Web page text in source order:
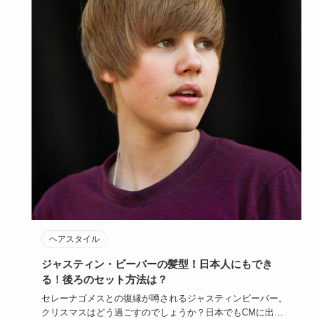
ヘアスタイル
ジャスティン・ビーバーの髪型！日本人にもでき
る！後ろのセット方法は？
セレーナゴメスとの復縁が噂されるジャスティンビーバー。
クリスマスはどう過ごすのでしょうか？日本でもCMに出演